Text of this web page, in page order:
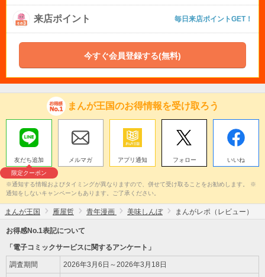
来店ポイント 毎日来店ポイントGET！
今すぐ会員登録する(無料)
まんが王国のお得情報を受け取ろう
友だち追加
限定クーポン
メルマガ アプリ通知 フォロー いいね
※通知する情報およびタイミングが異なりますので、併せて受け取ることをお勧めします。 ※
通知をしないキャンペーンもあります。ご了承ください。
まんが王国 雁屋哲 青年漫画 美味しんぼ まんがレポ（レビュー）
お得感No.1表記について
「電子コミックサービスに関するアンケート」
調査期間 2026年3月6日～2026年3月18日